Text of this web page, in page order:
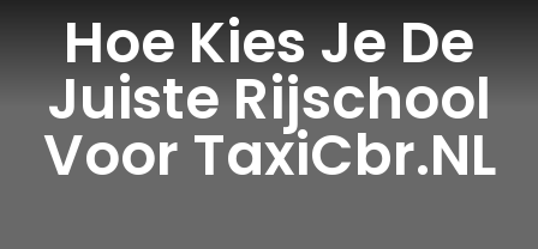
Hoe Kies Je De
Juiste Rijschool
Voor TaxiCbr.NL